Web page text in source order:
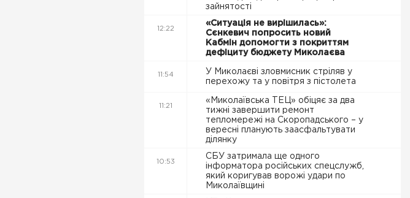
зайнятості
12:22
«Ситуація не вирішилась»:
Сєнкевич попросить новий
Кабмін допомогти з покриттям
дефіциту бюджету Миколаєва
11:54
У Миколаєві зловмисник стріляв у
перехожу та у повітря з пістолета
11:21
«Миколаївська ТЕЦ» обіцяє за два
тижні завершити ремонт
тепломережі на Скоропадського – у
вересні планують заасфальтувати
ділянку
10:53
СБУ затримала ще одного
інформатора російських спецслужб,
який коригував ворожі удари по
Миколаївщині